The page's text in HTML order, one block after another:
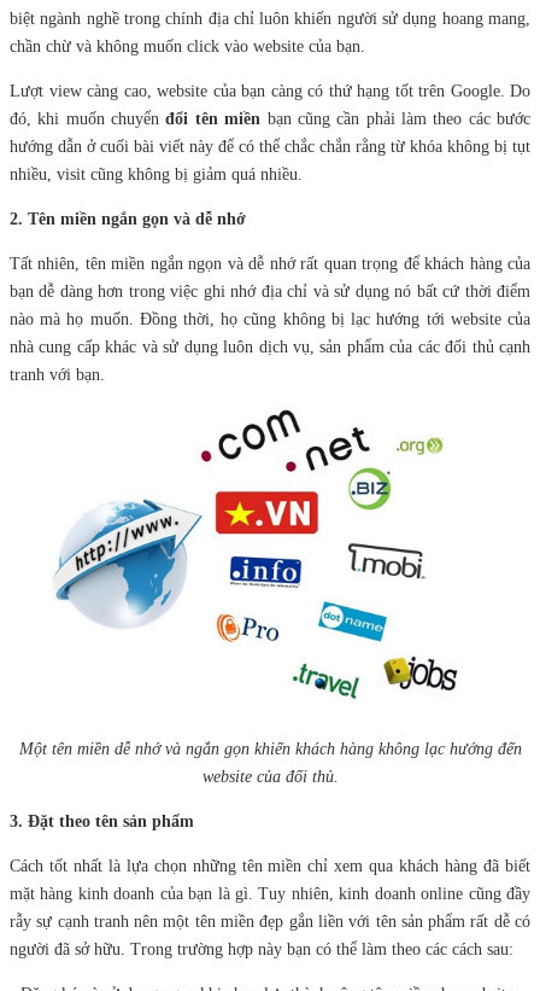
biệt ngành nghề trong chính địa chỉ luôn khiến người sử dụng hoang mang,
chần chừ và không muốn click vào website của bạn.
Lượt view càng cao, website của bạn càng có thứ hạng tốt trên Google. Do
đó, khi muốn chuyểnđổi tên miền bạn cũng cần phải làm theo các bước
hướng dẫn ở cuối bài viết này để có thể chắc chắn rằng từ khóa không bị tụt
nhiều, visit cũng không bị giảm quá nhiều.
2. Tên miền ngắn gọn và dễ nhớ
Tất nhiên, tên miền ngắn ngọn và dễ nhớ rất quan trọng để khách hàng của
bạn dễ dàng hơn trong việc ghi nhớ địa chỉ và sử dụng nó bất cứ thời điểm
nào mà họ muốn. Đồng thời, họ cũng không bị lạc hướng tới website của
nhà cung cấp khác và sử dụng luôn dịch vụ, sản phẩm của các đối thủ cạnh
tranh với bạn.
Một tên miền dễ nhớ và ngắn gọn khiến khách hàng không lạc hướng đến
website của đối thủ.
3. Đặt theo tên sản phẩm
Cách tốt nhất là lựa chọn những tên miền chỉ xem qua khách hàng đã biết
mặt hàng kinh doanh của bạn là gì. Tuy nhiên, kinh doanh online cũng đầy
rẫy sự cạnh tranh nên một tên miền đẹp gắn liền với tên sản phẩm rất dễ có
người đã sở hữu. Trong trường hợp này bạn có thể làm theo các cách sau: